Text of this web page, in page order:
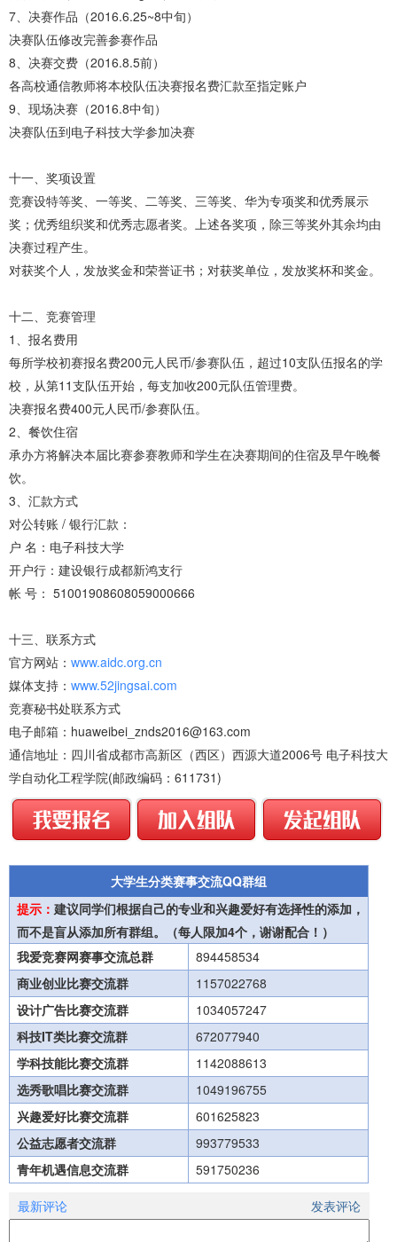
7、决赛作品（2016.6.25~8中旬）
决赛队伍修改完善参赛作品
8、决赛交费（2016.8.5前）
各高校通信教师将本校队伍决赛报名费汇款至指定账户
9、现场决赛（2016.8中旬）
决赛队伍到电子科技大学参加决赛
十一、奖项设置
竞赛设特等奖、一等奖、二等奖、三等奖、华为专项奖和优秀展示
奖；优秀组织奖和优秀志愿者奖。上述各奖项，除三等奖外其余均由
决赛过程产生。
对获奖个人，发放奖金和荣誉证书；对获奖单位，发放奖杯和奖金。
十二、竞赛管理
1、报名费用
每所学校初赛报名费200元人民币/参赛队伍，超过10支队伍报名的学
校，从第11支队伍开始，每支加收200元队伍管理费。
决赛报名费400元人民币/参赛队伍。
2、餐饮住宿
承办方将解决本届比赛参赛教师和学生在决赛期间的住宿及早午晚餐
饮。
3、汇款方式
对公转账 / 银行汇款：
户 名：电子科技大学
开户行：建设银行成都新鸿支行
帐 号： 51001908608059000666
十三、联系方式
官方网站： www.aidc.org.cn
媒体支持： www.52jingsai.com
竞赛秘书处联系方式
电子邮箱：huaweibei_znds2016@163.com
通信地址：四川省成都市高新区（西区）西源大道2006号 电子科技大
学自动化工程学院(邮政编码：611731)
大学生分类赛事交流QQ群组
提示： 建议同学们根据自己的专业和兴趣爱好有选择性的添加，
而不是盲从添加所有群组。（每人限加4个，谢谢配合！）
我爱竞赛网赛事交流总群
894458534
商业创业比赛交流群
1157022768
设计广告比赛交流群
1034057247
科技IT类比赛交流群
672077940
学科技能比赛交流群
1142088613
选秀歌唱比赛交流群
1049196755
兴趣爱好比赛交流群
601625823
公益志愿者交流群
993779533
青年机遇信息交流群
591750236
发表评论
最新评论